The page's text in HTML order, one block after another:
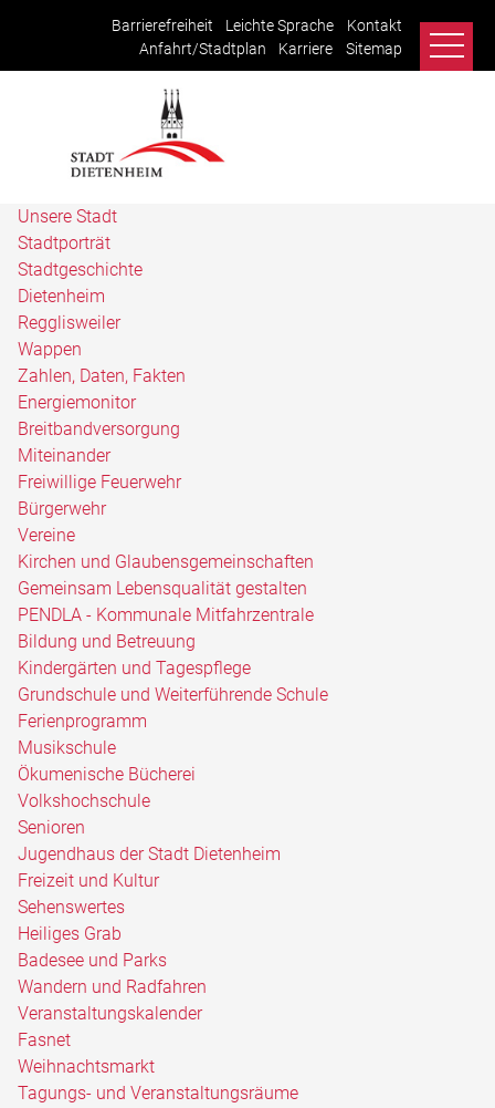
Barrierefreiheit Leichte Sprache
Kontakt
Anfahrt/Stadtplan
Karriere Sitemap
Unsere Stadt
Stadtporträt
Stadtgeschichte
Dietenheim
Regglisweiler
Wappen
Zahlen, Daten, Fakten
Energiemonitor
Breitbandversorgung
Miteinander
Freiwillige Feuerwehr
Bürgerwehr
Vereine
Kirchen und Glaubensgemeinschaften
Gemeinsam Lebensqualität gestalten
PENDLA - Kommunale Mitfahrzentrale
Bildung und Betreuung
Kindergärten und Tagespflege
Grundschule und Weiterführende Schule
Ferienprogramm
Musikschule
Ökumenische Bücherei
Volkshochschule
Senioren
Jugendhaus der Stadt Dietenheim
Freizeit und Kultur
Sehenswertes
Heiliges Grab
Badesee und Parks
Wandern und Radfahren
Veranstaltungskalender
Fasnet
Weihnachtsmarkt
Tagungs- und Veranstaltungsräume